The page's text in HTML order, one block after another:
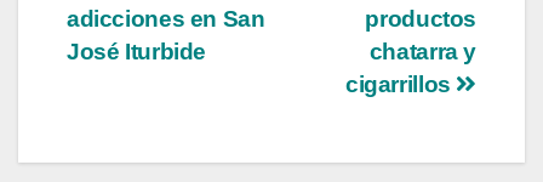
productos
chatarra y
cigarrillos
adicciones en San
José Iturbide